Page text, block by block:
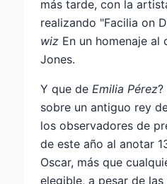
más tarde, con la
realizando "Facilia on
wiz En un homenaje al
Jones.
Y que de Emilia Pérez?
sobre un antiguo rey
los observadores de
de este año al anotar
Oscar, más que
elegible, a pesar de